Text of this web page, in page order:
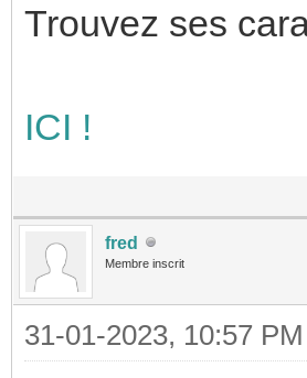
Trouvez ses
ICI !
fred
Membre inscrit
31-01-2023, 10:57 PM